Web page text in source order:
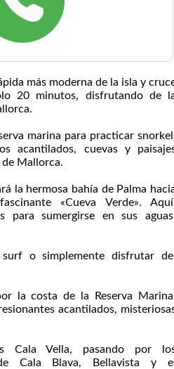
más moderna de la isla y
20 minutos, disfrutando de
marina para practicar
acantilados, cuevas y
Mallorca.
la hermosa bahía de Palma
«Cueva Verde».
para sumergirse en sus
o simplemente disfrutar
la costa de la Reserva
acantilados,
Cala Vella, pasando por
de Cala Blava, Bellavista y